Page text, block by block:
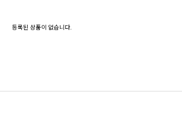
등록된 상품이 없습니다.